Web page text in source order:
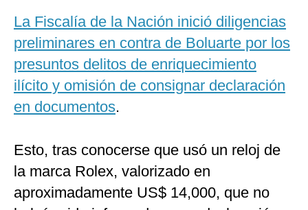
La Fiscalía de la Nación inició diligencias
preliminares en contra de Boluarte por los
presuntos delitos de enriquecimiento
ilícito y omisión de consignar declaración
en documentos.
Esto, tras conocerse que usó un reloj de
la marca Rolex, valorizado en
aproximadamente US$ 14,000, que no